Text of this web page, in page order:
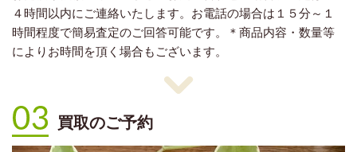
４時間以内にご連絡いたします。お電話の場合は１５分～１
時間程度で簡易査定のご回答可能です。＊商品内容・数量等
によりお時間を頂く場合もございます。
買取のご予約